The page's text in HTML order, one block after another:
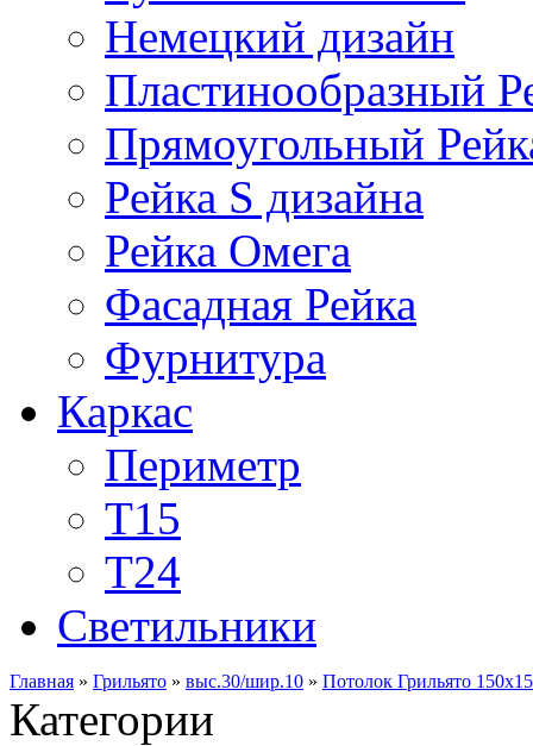
Немецкий дизайн
Пластинообразный
Прямоугольный
Рейка S дизайна
Рейка Омега
Фасадная Рейка
Фурнитура
Каркас
Периметр
Т15
Т24
Светильники
Главная » Грильято » выс.30/шир.10 » Потолок Грильято
Категории